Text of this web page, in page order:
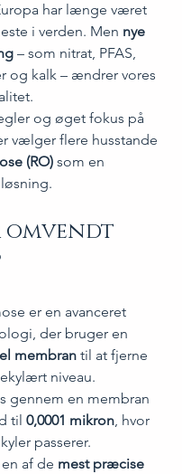
har længe været
i verden. Men nye
– som nitrat, PFAS,
og kalk – ændrer vores
og øget fokus på
vælger flere husstande
(RO) som en
omvendt
er en avanceret
der bruger en
membran til at fjerne
niveau.
gennem en membran
til 0,0001 mikron, hvor
passerer.
af de mest præcise